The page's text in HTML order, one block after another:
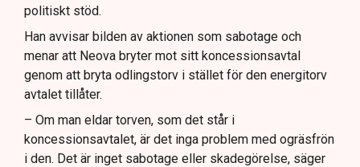
politiskt stöd.
Han avvisar bilden av aktionen som sabotage och
menar att Neova bryter mot sitt koncessionsavtal
genom att bryta odlingstorv i stället för den energitorv
avtalet tillåter.
– Om man eldar torven, som det står i
koncessionsavtalet, är det inga problem med ogräsfrön
i den. Det är inget sabotage eller skadegörelse, säger